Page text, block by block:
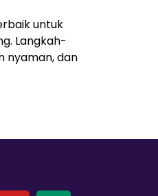
untuk
Langkah-
nyaman, dan